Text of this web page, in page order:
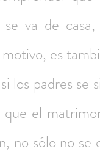
se va de
es
los padres se
el
no sólo no